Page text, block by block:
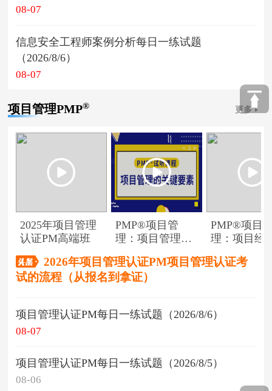
08-07
信息安全工程师案例分析每日一练试题
（2026/8/6）
08-07
项目管理PMP® 更多
2025年项目管理
认证PM高端班
PMP®项目管
理：项目管理的
PMP®项目
理：项目经
2026年项目管理认证PM项目管理认证考
试的流程（从报名到拿证）
项目管理认证PM每日一练试题（2026/8/6）
08-07
项目管理认证PM每日一练试题（2026/8/5）
08-06